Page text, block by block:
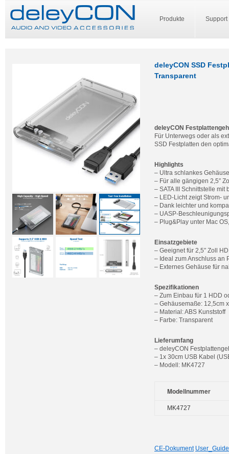
Produkte Support
deleyCON SSD
Transparent
deleyCON
Für Unterwegs oder als
SSD Festplatten den
Highlights
– Ultra schlankes
– Für alle gängigen 2,5″
– SATA III Schnittstelle mit
– LED-Licht zeigt Strom-
– Dank leichter und
– UASP-
– Plug&Play unter Mac
Einsatzgebiete
– Geeignet für 2,5″ Zoll
– Ideal zum Anschluss an
– Externes Gehäuse für
Spezifikationen
– Zum Einbau für 1 HDD
– Gehäusemaße: 12,5cm
– Material: ABS Kunststoff
– Farbe: Transparent
Lieferumfang
– deleyCON
– 1x 30cm USB Kabel
– Modell: MK4727
Modellnummer
MK4727
CE-Dokument User_Guide